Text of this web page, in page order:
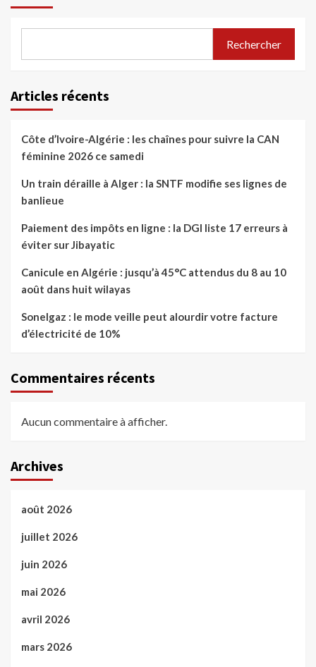
Rechercher
Articles récents
Côte d’Ivoire-Algérie : les chaînes pour suivre la CAN
féminine 2026 ce samedi
Un train déraille à Alger : la SNTF modifie ses lignes de
banlieue
Paiement des impôts en ligne : la DGI liste 17 erreurs à
éviter sur Jibayatic
Canicule en Algérie : jusqu’à 45°C attendus du 8 au 10
août dans huit wilayas
Sonelgaz : le mode veille peut alourdir votre facture
d’électricité de 10%
Commentaires récents
Aucun commentaire à afficher.
Archives
août 2026
juillet 2026
juin 2026
mai 2026
avril 2026
mars 2026